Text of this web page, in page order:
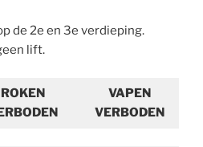
de 2e en 3e verdieping.
lift.
ROKEN
VAPEN
VERBODEN